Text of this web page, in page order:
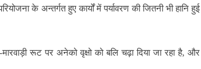
के अन्तर्गत हुए कार्यों में पर्यावरण की जितनी भी हानि हुई
रूट पर अनेको वृक्षो को बलि चढ़ा दिया जा रहा है, और